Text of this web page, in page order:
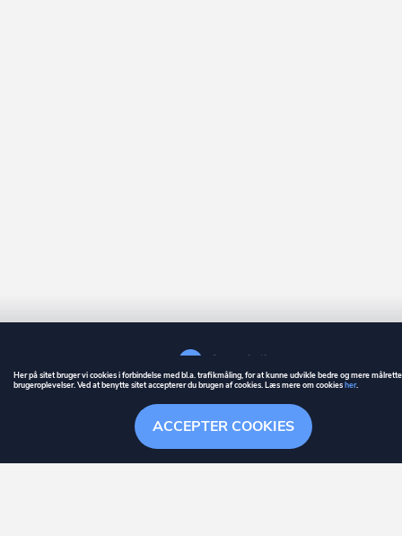
Søgehistorik Menu
GUIDE BETINGELSER
er et registreret varemærke tilhørende ownr ApS – CVR nr.: 36 40 88
Stationsparken 26. 2., 2600 Glostrup, info@ownr.dk
ACCEPTER COOKIES
Her på sitet bruger vi cookies i forbindelse med bl.a. trafikmåling, for at kunne udvikle bedre og mere
brugeroplevelser. Ved at benytte sitet accepterer du brugen af cookies. Læs mere om cookiesher.